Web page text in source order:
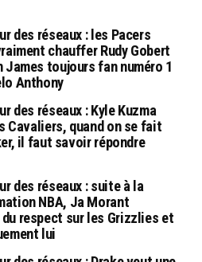
des réseaux : les Pacers
chauffer Rudy Gobert
James toujours fan numéro 1
Anthony
des réseaux : Kyle Kuzma
Cavaliers, quand on se fait
il faut savoir répondre
des réseaux : suite à la
NBA, Ja Morant
du respect sur les Grizzlies et
lui